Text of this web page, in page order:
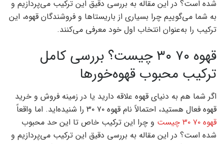
شده است؟ در این مقاله به بررسی دقیق این ترکیب می‌پردازیم و
به شما می‌گوییم چرا بسیاری از باریستاها و فروشندگان قهوه، این
ترکیب را به‌عنوان انتخاب اول خود معرفی می‌کنند.
قهوه ۷۰ ۳۰ چیست؟ بررسی کامل
ترکیب محبوب قهوه‌خورها
اگر شما هم به دنیای قهوه علاقه دارید یا در زمینه فروش و خرید
قهوه فعال هستید، احتمالاً نام قهوه ۷۰ ۳۰ را شنیده‌اید. اما واقعاً
قهوه ۷۰ ۳۰ چیست
و چرا این ترکیب خاص تا این حد محبوب
شده است؟ در این مقاله به بررسی دقیق این ترکیب می‌پردازیم و